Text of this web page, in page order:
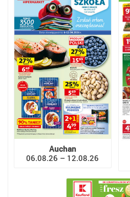
Auchan
06.08.26 – 12.08.26